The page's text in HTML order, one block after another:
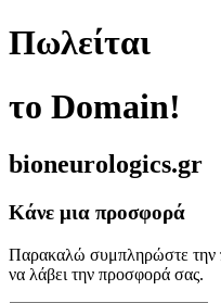
Πωλείται
το Domain!
bioneurologics.gr
Κάνε μια προσφορά
Παρακαλώ συμπληρώστε την
να λάβει την προσφορά σας.